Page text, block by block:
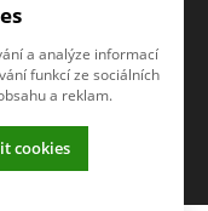
a.s.
firmu.
a analýze informací
funkcí ze sociálních
a reklam.
cookies